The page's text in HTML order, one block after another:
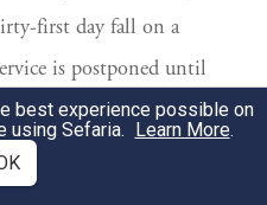
first day fall on a
is postponed until
האב מביא את הבכור
best experience possible on
using Sefaria. Learn More.